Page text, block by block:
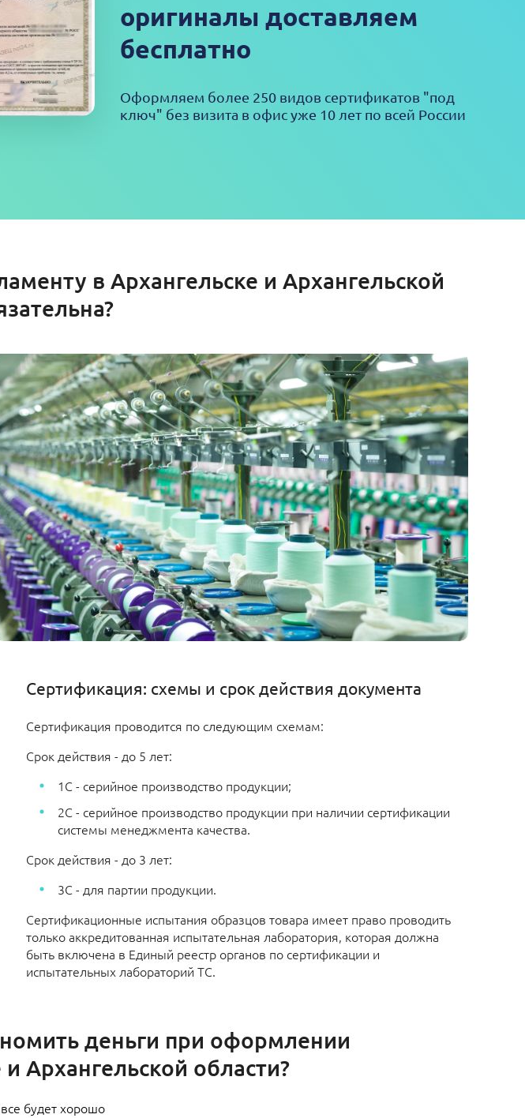
оригиналы доставляем
бесплатно
Оформляем более 250 видов сертификатов "под
ключ" без визита в офис уже 10 лет по всей России
в Архангельске и Архангельской
Сертификация: схемы и срок действия документа
Сертификация проводится по следующим схемам:
Срок действия - до 5 лет:
1С - серийное производство продукции;
2С - серийное производство продукции при наличии сертификации
системы менеджмента качества.
Срок действия - до 3 лет:
3С - для партии продукции.
Сертификационные испытания образцов товара имеет право проводить
только аккредитованная испытательная лаборатория, которая должна
быть включена в Единый реестр органов по сертификации и
испытательных лабораторий ТС.
деньги при оформлении
Архангельской области?
будет хорошо